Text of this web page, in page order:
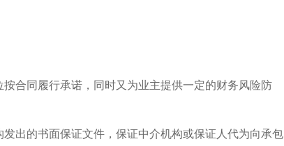
合同履行承诺，同时又为业主提供一定的财务风险防
出的书面保证文件，保证中介机构或保证人代为向承包